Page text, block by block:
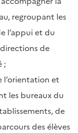
regroupant les
l’appui et du
de
;
l’orientation et
les bureaux du
de
des élèves